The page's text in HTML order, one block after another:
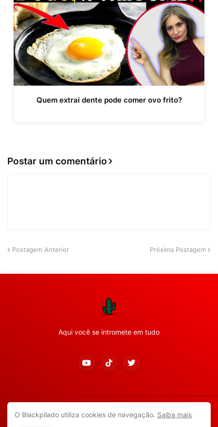
Quem extrai dente pode comer ovo frito?
Postar um comentário
Postagem Anterior Próxima Postagem
Aqui você se intromete em tudo
Copyright ©2026Todos os direitos reservados.
O Blackpilado utiliza cookies de navegação. Saiba mais